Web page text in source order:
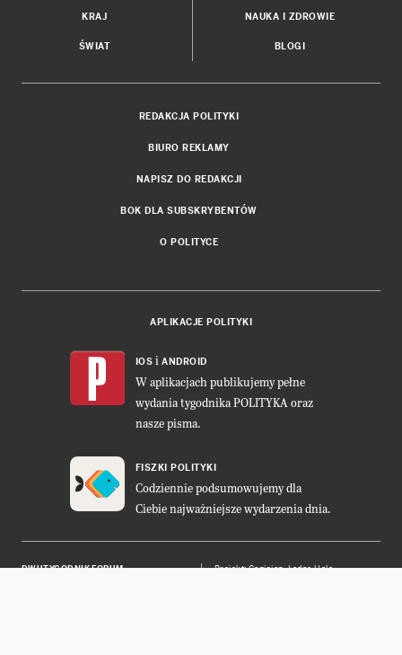
KRAJ
ŚWIAT
NAUKA I ZDROWIE
BLOGI
REDAKCJA POLITYKI
BIURO REKLAMY
NAPISZ DO REDAKCJI
BOK DLA SUBSKRYBENTÓW
O POLITYCE
APLIKACJE POLITYKI
IOS i ANDROID
W aplikacjach publikujemy pełne
wydania tygodnika POLITYKA oraz
nasze pisma.
FISZKI POLITYKI
Codziennie podsumowujemy dla
Ciebie najważniejsze wydarzenia dnia.
DWUTYGODNIK FORUM Projekt:Cogision,Ładne Halo